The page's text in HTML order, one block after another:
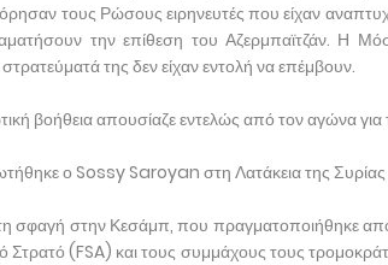
τους Ρώσους ειρηνευτές που είχαν
την επίθεση του Αζερμπαϊτζάν. Η
της δεν είχαν εντολή να επέμβουν.
βοήθεια απουσίαζε εντελώς από τον αγώνα
ο Sossy Saroyan στη Λατάκεια της
σφαγή στην Κεσάμπ, που πραγματοποιήθηκε
(FSA) και τους συμμάχους τους